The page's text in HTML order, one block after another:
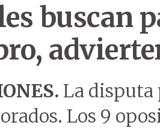
buscan
La disputa
Los 9